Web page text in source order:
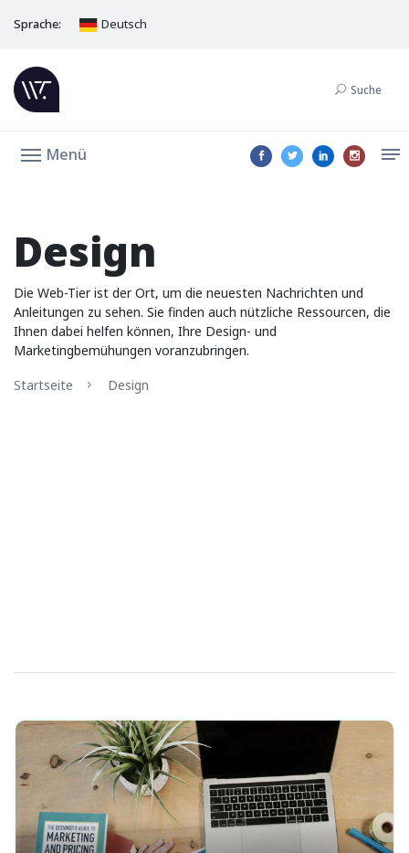
Sprache: Deutsch
Suche
Menü
Design
Die Web-Tier ist der Ort, um die neuesten Nachrichten und
Anleitungen zu sehen. Sie finden auch nützliche Ressourcen, die
Ihnen dabei helfen können, Ihre Design- und
Marketingbemühungen voranzubringen.
Startseite
Design